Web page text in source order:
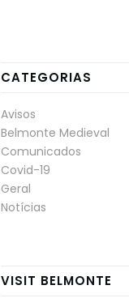
CATEGORIAS
Avisos
Belmonte Medieval
Comunicados
Covid-19
Geral
Notícias
VISIT BELMONTE